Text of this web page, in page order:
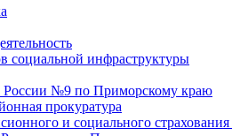
социальной инфраструктуры
№9 по Приморскому краю
прокуратура
и социального